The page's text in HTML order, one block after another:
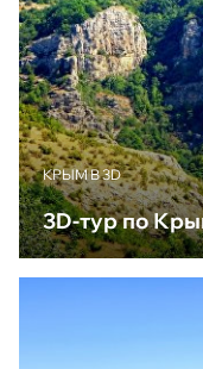
КРЫМ В 3D
3D-тур по